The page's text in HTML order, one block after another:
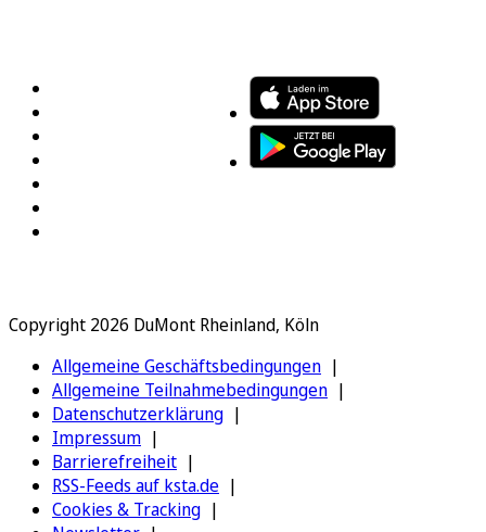
Copyright 2026 DuMont Rheinland, Köln
Allgemeine Geschäftsbedingungen
Allgemeine Teilnahmebedingungen
Datenschutzerklärung
Impressum
Barrierefreiheit
RSS-Feeds auf ksta.de
Cookies & Tracking